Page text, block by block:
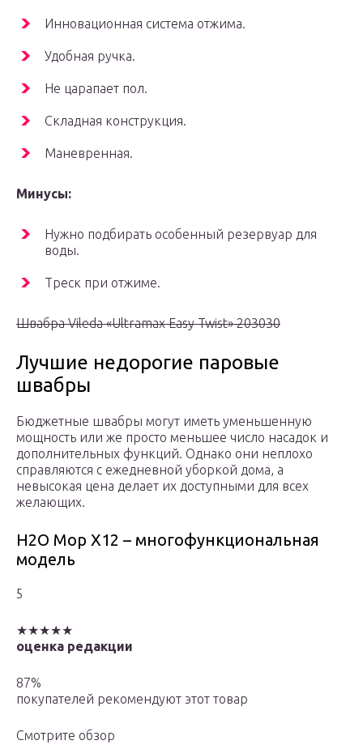
Инновационная система отжима.
Удобная ручка.
Не царапает пол.
Складная конструкция.
Маневренная.
Минусы:
Нужно подбирать особенный резервуар для
воды.
Треск при отжиме.
Швабра Vileda «Ultramax Easy Twist» 203030
Лучшие недорогие паровые
швабры
Бюджетные швабры могут иметь уменьшенную
мощность или же просто меньшее число насадок и
дополнительных функций. Однако они неплохо
справляются с ежедневной уборкой дома, а
невысокая цена делает их доступными для всех
желающих.
H2O Mop X12 – многофункциональная
модель
5
★★★★★
оценка редакции
87%
покупателей рекомендуют этот товар
Смотрите обзор